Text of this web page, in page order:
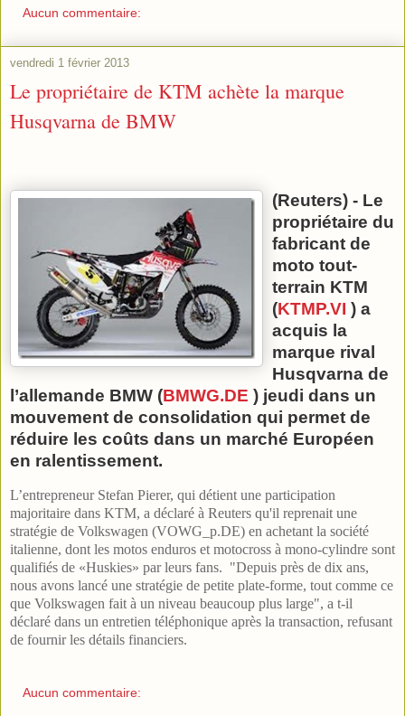
Aucun commentaire:
vendredi 1 février 2013
Le propriétaire de KTM achète la marque
Husqvarna de BMW
(Reuters) - Le
propriétaire du
fabricant de
moto tout-
terrain KTM
(KTMP.VI ) a
acquis la
marque rival
Husqvarna de
l’allemande BMW (BMWG.DE ) jeudi dans un
mouvement de consolidation qui permet de
réduire les coûts dans un marché Européen
en ralentissement.
L’entrepreneur Stefan Pierer, qui détient une participation
majoritaire dans KTM, a déclaré à Reuters qu'il reprenait une
stratégie de Volkswagen (VOWG_p.DE) en achetant la société
italienne, dont les motos enduros et motocross à mono-cylindre sont
qualifiés de «Huskies» par leurs fans. "Depuis près de dix ans,
nous avons lancé une stratégie de petite plate-forme, tout comme ce
que Volkswagen fait à un niveau beaucoup plus large", a t-il
déclaré dans un entretien téléphonique après la transaction, refusant
de fournir les détails financiers.
Aucun commentaire: